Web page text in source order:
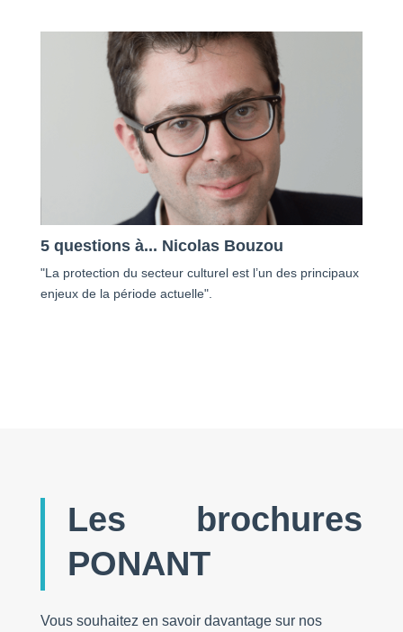
5 questions à... Nicolas Bouzou
"La protection du secteur culturel est l’un des principaux
enjeux de la période actuelle".
Les brochures
PONANT
Vous souhaitez en savoir davantage sur nos